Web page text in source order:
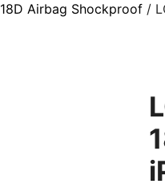
18D Airbag Shockproof /